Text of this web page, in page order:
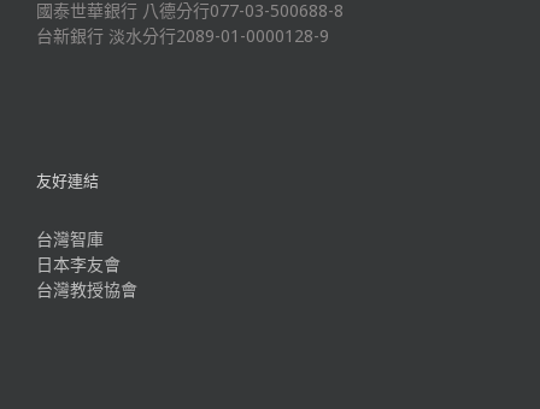
國泰世華銀行 八德分行077-03-500688-8
台新銀行 淡水分行2089-01-0000128-9
友好連結
台灣智庫
日本李友會
台灣教授協會